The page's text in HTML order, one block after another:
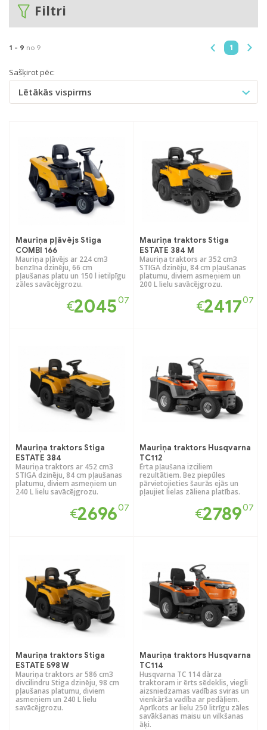
Filtri
1 - 9 no 9 1
Sašķirot pēc:
Lētākās vispirms
Mauriņa pļāvējs Stiga
COMBI 166
Mauriņa pļāvējs ar 224 cm3
benzīna dzinēju, 66 cm
pļaušanas platu un 150 l ietilpīgu
zāles savācējgrozu.
€204507
Mauriņa traktors Stiga
ESTATE 384 M
Mauriņa traktors ar 352 cm3
STIGA dzinēju, 84 cm pļaušanas
platumu, diviem asmeņiem un
200 L lielu savācējgrozu.
€241707
Mauriņa traktors Stiga
ESTATE 384
Mauriņa traktors ar 452 cm3
STIGA dzinēju, 84 cm pļaušanas
platumu, diviem asmeņiem un
240 L lielu savācējgrozu.
€269607
Mauriņa traktors Husqvarna
TC112
Ērta pļaušana izciliem
rezultātiem. Bez piepūles
pārvietojieties šaurās ejās un
pļaujiet lielas zāliena platības.
€278907
Mauriņa traktors Stiga
ESTATE 598 W
Mauriņa traktors ar 586 cm3
divcilindru Stiga dzinēju, 98 cm
pļaušanas platumu, diviem
asmeņiem un 240 L lielu
savācējgrozu.
Mauriņa traktors Husqvarna
TC114
Husqvarna TC 114 dārza
traktoram ir ērts sēdeklis, viegli
aizsniedzamas vadības sviras un
vienkārša vadība ar pedāļiem.
Aprīkots ar lielu 250 litrīgu zāles
savākšanas maisu un vilkšanas
āķi.